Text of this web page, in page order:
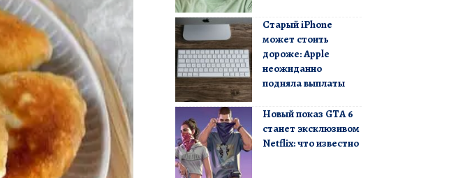
Старый iPhone
может стоить
дороже: Apple
неожиданно
подняла выплаты
Новый показ GTA 6
станет эксклюзивом
Netflix: что известно